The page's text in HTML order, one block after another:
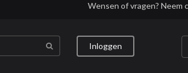
Wensen of vragen? Neem
Inloggen